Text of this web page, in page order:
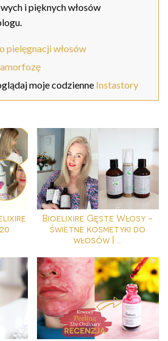
i pięknych włosów
pielęgnacji włosów
moje codzienne Instastory
Bioelixire Gęste Włosy -
świetne kosmetyki do
włosów | ...